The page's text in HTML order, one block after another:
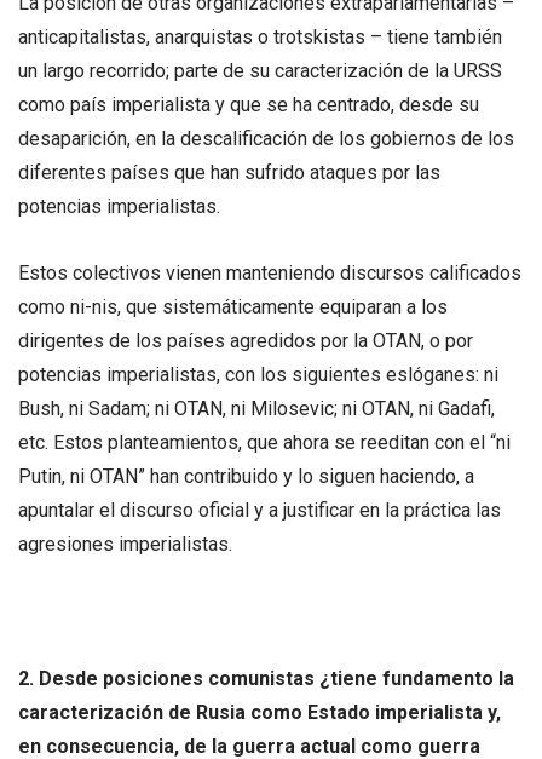
anticapitalistas, anarquistas o trotskistas – tiene también
un largo recorrido; parte de su caracterización de la URSS
como país imperialista y que se ha centrado, desde su
desaparición, en la descalificación de los gobiernos de los
diferentes países que han sufrido ataques por las
potencias imperialistas.
Estos colectivos vienen manteniendo discursos calificados
como ni-nis, que sistemáticamente equiparan a los
dirigentes de los países agredidos por la OTAN, o por
potencias imperialistas, con los siguientes eslóganes: ni
Bush, ni Sadam; ni OTAN, ni Milosevic; ni OTAN, ni Gadafi,
etc. Estos planteamientos, que ahora se reeditan con el “ni
Putin, ni OTAN” han contribuido y lo siguen haciendo, a
apuntalar el discurso oficial y a justificar en la práctica las
agresiones imperialistas.
2. Desde posiciones comunistas ¿tiene fundamento la
caracterización de Rusia como Estado imperialista y,
en consecuencia, de la guerra actual como guerra